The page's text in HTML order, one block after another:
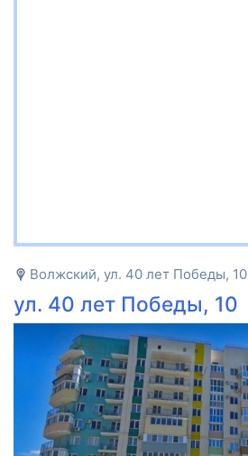
Волжский, ул. 40 лет Победы, 10
ул. 40 лет Победы, 10